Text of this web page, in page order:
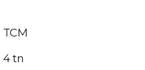
4 tn